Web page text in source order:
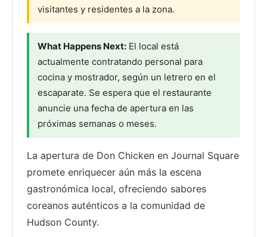
visitantes y residentes a la zona.
What Happens Next: El local está
actualmente contratando personal para
cocina y mostrador, según un letrero en el
escaparate. Se espera que el restaurante
anuncie una fecha de apertura en las
próximas semanas o meses.
La apertura de Don Chicken en Journal Square
promete enriquecer aún más la escena
gastronómica local, ofreciendo sabores
coreanos auténticos a la comunidad de
Hudson County.